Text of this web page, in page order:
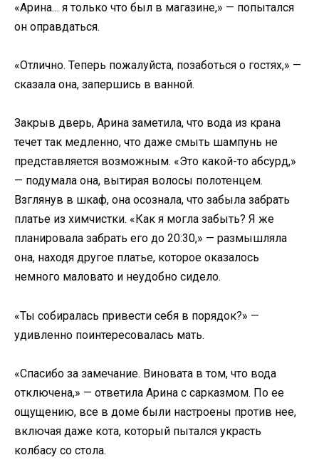
«Арина… я только что был в магазине,» — попытался
он оправдаться.
«Отлично. Теперь пожалуйста, позаботься о гостях,» —
сказала она, запершись в ванной.
Закрыв дверь, Арина заметила, что вода из крана
течет так медленно, что даже смыть шампунь не
представляется возможным. «Это какой-то абсурд,»
— подумала она, вытирая волосы полотенцем.
Взглянув в шкаф, она осознала, что забыла забрать
платье из химчистки. «Как я могла забыть? Я же
планировала забрать его до 20:30,» — размышляла
она, находя другое платье, которое оказалось
немного маловато и неудобно сидело.
«Ты собиралась привести себя в порядок?» —
удивленно поинтересовалась мать.
«Спасибо за замечание. Виновата в том, что вода
отключена,» — ответила Арина с сарказмом. По ее
ощущению, все в доме были настроены против нее,
включая даже кота, который пытался украсть
колбасу со стола.